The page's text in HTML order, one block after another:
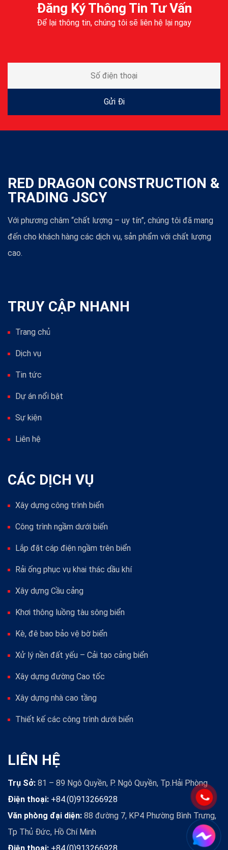
Đăng Ký Thông Tin Tư Vấn
Để lại thông tin, chúng tôi sẽ liên hệ lại ngay
RED DRAGON CONSTRUCTION &
TRADING JSCY
Với phương châm “chất lượng – uy tín”, chúng tôi đã mang
đến cho khách hàng các dịch vụ, sản phẩm với chất lượng
cao.
TRUY CẬP NHANH
Trang chủ
Dịch vụ
Tin tức
Dự án nổi bật
Sự kiện
Liên hệ
CÁC DỊCH VỤ
Xây dựng công trình biển
Công trình ngầm dưới biển
Lắp đặt cáp điện ngầm trên biển
Rải ống phục vụ khai thác dầu khí
Xây dựng Cầu cảng
Khơi thông luồng tàu sông biển
Kè, đê bao bảo vệ bờ biển
Xử lý nền đất yếu – Cải tạo cảng biển
Xây dựng đường Cao tốc
Xây dựng nhà cao tầng
Thiết kế các công trình dưới biển
LIÊN HỆ
Trụ Sở: 81 – 89 Ngô Quyền, P. Ngô Quyền, Tp.Hải Phòng
Điện thoại: +84.(0)913266928
Văn phòng đại diện: 88 đường 7, KP4 Phường Bình Trưng,
Tp Thủ Đức, Hồ Chí Minh